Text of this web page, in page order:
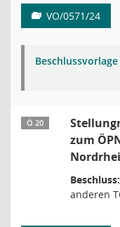
VO/0571/24
Beschlussvorlage
Ö 20
zum
Beschluss:
anderen